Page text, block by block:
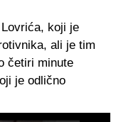
koji je
ali je tim
četiri minute
je odlično